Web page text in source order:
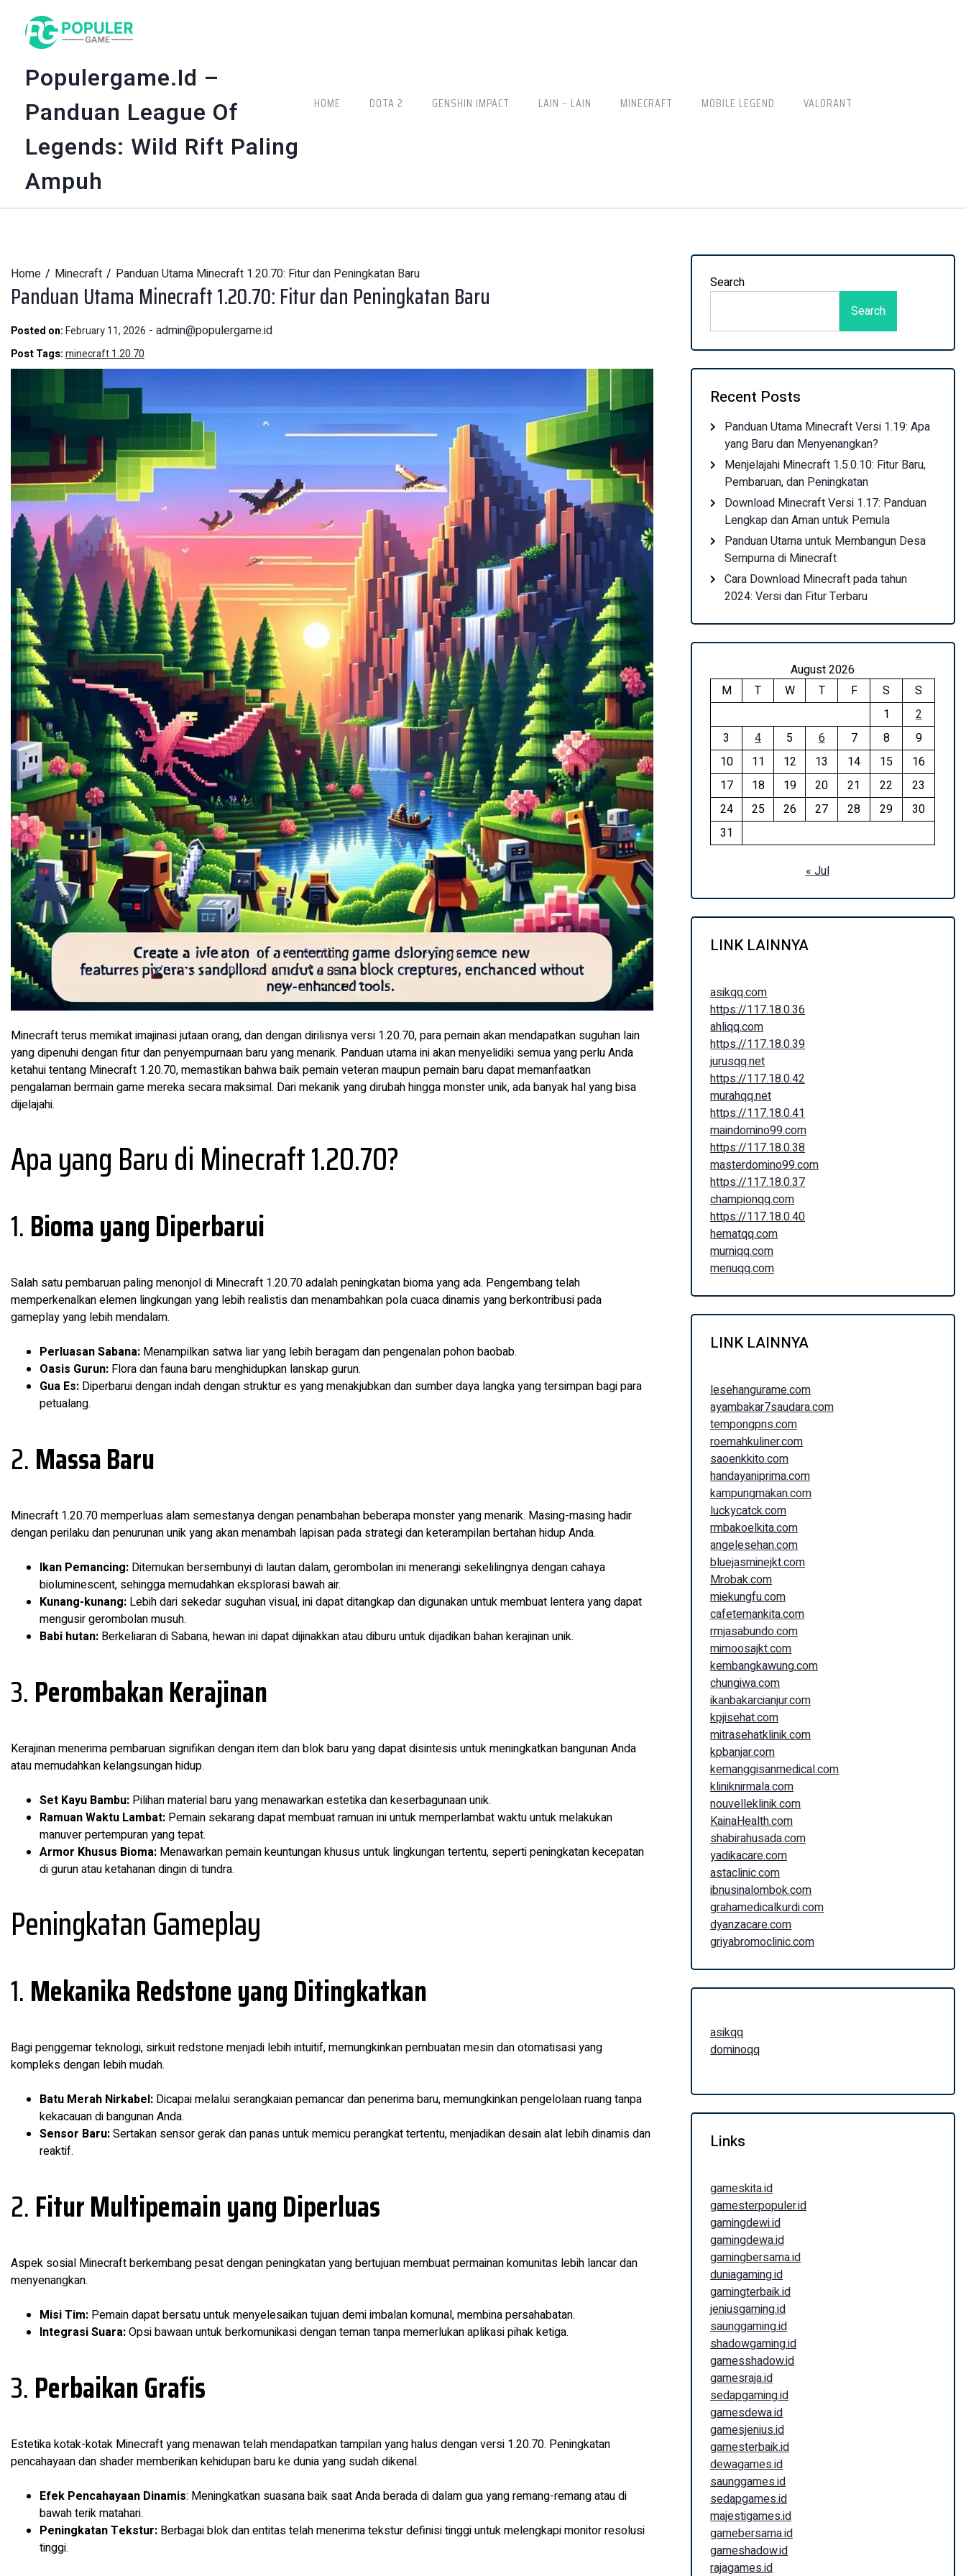
content
Populergame.id –
Panduan League Of
Legends: Wild Rift Paling
Ampuh
HOME DOTA 2 GENSHIN IMPACT LAIN – LAIN MINECRAFT MOBILE LEGEND VALORANT
Home Minecraft Panduan Utama Minecraft 1.20.70: Fitur dan Peningkatan Baru
Panduan Utama Minecraft 1.20.70: Fitur dan Peningkatan Baru
Posted on:February 11, 2026 - admin@populergame.id
Post Tags:minecraft 1.20.70
Minecraft terus memikat imajinasi jutaan orang, dan dengan dirilisnya versi 1.20.70, para pemain akan mendapatkan suguhan lain
yang dipenuhi dengan fitur dan penyempurnaan baru yang menarik. Panduan utama ini akan menyelidiki semua yang perlu Anda
ketahui tentang Minecraft 1.20.70, memastikan bahwa baik pemain veteran maupun pemain baru dapat memanfaatkan
pengalaman bermain game mereka secara maksimal. Dari mekanik yang dirubah hingga monster unik, ada banyak hal yang bisa
dijelajahi.
Apa yang Baru di Minecraft 1.20.70?
1.Bioma yang Diperbarui
Salah satu pembaruan paling menonjol di Minecraft 1.20.70 adalah peningkatan bioma yang ada. Pengembang telah
memperkenalkan elemen lingkungan yang lebih realistis dan menambahkan pola cuaca dinamis yang berkontribusi pada
gameplay yang lebih mendalam.
Perluasan Sabana: Menampilkan satwa liar yang lebih beragam dan pengenalan pohon baobab.
Oasis Gurun: Flora dan fauna baru menghidupkan lanskap gurun.
Gua Es: Diperbarui dengan indah dengan struktur es yang menakjubkan dan sumber daya langka yang tersimpan bagi para
petualang.
2.Massa Baru
Minecraft 1.20.70 memperluas alam semestanya dengan penambahan beberapa monster yang menarik. Masing-masing hadir
dengan perilaku dan penurunan unik yang akan menambah lapisan pada strategi dan keterampilan bertahan hidup Anda.
Ikan Pemancing: Ditemukan bersembunyi di lautan dalam, gerombolan ini menerangi sekelilingnya dengan cahaya
bioluminescent, sehingga memudahkan eksplorasi bawah air.
Kunang-kunang: Lebih dari sekedar suguhan visual, ini dapat ditangkap dan digunakan untuk membuat lentera yang dapat
mengusir gerombolan musuh.
Babi hutan: Berkeliaran di Sabana, hewan ini dapat dijinakkan atau diburu untuk dijadikan bahan kerajinan unik.
3.Perombakan Kerajinan
Kerajinan menerima pembaruan signifikan dengan item dan blok baru yang dapat disintesis untuk meningkatkan bangunan Anda
atau memudahkan kelangsungan hidup.
Set Kayu Bambu: Pilihan material baru yang menawarkan estetika dan keserbagunaan unik.
Ramuan Waktu Lambat: Pemain sekarang dapat membuat ramuan ini untuk memperlambat waktu untuk melakukan
manuver pertempuran yang tepat.
Armor Khusus Bioma: Menawarkan pemain keuntungan khusus untuk lingkungan tertentu, seperti peningkatan kecepatan
di gurun atau ketahanan dingin di tundra.
Peningkatan Gameplay
1.Mekanika Redstone yang Ditingkatkan
Bagi penggemar teknologi, sirkuit redstone menjadi lebih intuitif, memungkinkan pembuatan mesin dan otomatisasi yang
kompleks dengan lebih mudah.
Batu Merah Nirkabel: Dicapai melalui serangkaian pemancar dan penerima baru, memungkinkan pengelolaan ruang tanpa
kekacauan di bangunan Anda.
Sensor Baru:Sertakan sensor gerak dan panas untuk memicu perangkat tertentu, menjadikan desain alat lebih dinamis dan
reaktif.
2.Fitur Multipemain yang Diperluas
Aspek sosial Minecraft berkembang pesat dengan peningkatan yang bertujuan membuat permainan komunitas lebih lancar dan
menyenangkan.
Misi Tim: Pemain dapat bersatu untuk menyelesaikan tujuan demi imbalan komunal, membina persahabatan.
Integrasi Suara:Opsi bawaan untuk berkomunikasi dengan teman tanpa memerlukan aplikasi pihak ketiga.
3.Perbaikan Grafis
Estetika kotak-kotak Minecraft yang menawan telah mendapatkan tampilan yang halus dengan versi 1.20.70. Peningkatan
pencahayaan dan shader memberikan kehidupan baru ke dunia yang sudah dikenal.
Efek Pencahayaan Dinamis: Meningkatkan suasana baik saat Anda berada di dalam gua yang remang-remang atau di
bawah terik matahari.
Peningkatan Tekstur: Berbagai blok dan entitas telah menerima tekstur definisi tinggi untuk melengkapi monitor resolusi
tinggi.
Search
Search
Recent Posts
Panduan Utama Minecraft Versi 1.19: Apa
yang Baru dan Menyenangkan?
Menjelajahi Minecraft 1.5.0.10: Fitur Baru,
Pembaruan, dan Peningkatan
Download Minecraft Versi 1.17: Panduan
Lengkap dan Aman untuk Pemula
Panduan Utama untuk Membangun Desa
Sempurna di Minecraft
Cara Download Minecraft pada tahun
2024: Versi dan Fitur Terbaru
August 2026
M
T W T F S
S
1
2
3
4 5 6 7 8
9
10
11 12 13 14 15
16
17
18 19 20 21 22
23
24
25 26 27 28 29
30
31
« Jul
LINK LAINNYA
asikqq.com
https://117.18.0.36
ahliqq.com
https://117.18.0.39
jurusqq.net
https://117.18.0.42
murahqq.net
https://117.18.0.41
maindomino99.com
https://117.18.0.38
masterdomino99.com
https://117.18.0.37
championqq.com
https://117.18.0.40
hematqq.com
murniqq.com
menuqq.com
LINK LAINNYA
lesehangurame.com
ayambakar7saudara.com
tempongpns.com
roemahkuliner.com
saoenkkito.com
handayaniprima.com
kampungmakan.com
luckycatck.com
rmbakoelkita.com
angelesehan.com
bluejasminejkt.com
Mrobak.com
miekungfu.com
cafetemankita.com
rmjasabundo.com
mimoosajkt.com
kembangkawung.com
chungiwa.com
ikanbakarcianjur.com
kpjisehat.com
mitrasehatklinik.com
kpbanjar.com
kemanggisanmedical.com
kliniknirmala.com
nouvelleklinik.com
KainaHealth.com
shabirahusada.com
yadikacare.com
astaclinic.com
ibnusinalombok.com
grahamedicalkurdi.com
dyanzacare.com
griyabromoclinic.com
asikqq
dominoqq
Links
gameskita.id
gamesterpopuler.id
gamingdewi.id
gamingdewa.id
gamingbersama.id
duniagaming.id
gamingterbaik.id
jeniusgaming.id
saunggaming.id
shadowgaming.id
gamesshadow.id
gamesraja.id
sedapgaming.id
gamesdewa.id
gamesjenius.id
gamesterbaik.id
dewagames.id
saunggames.id
sedapgames.id
majestigames.id
gamebersama.id
gameshadow.id
rajagames.id